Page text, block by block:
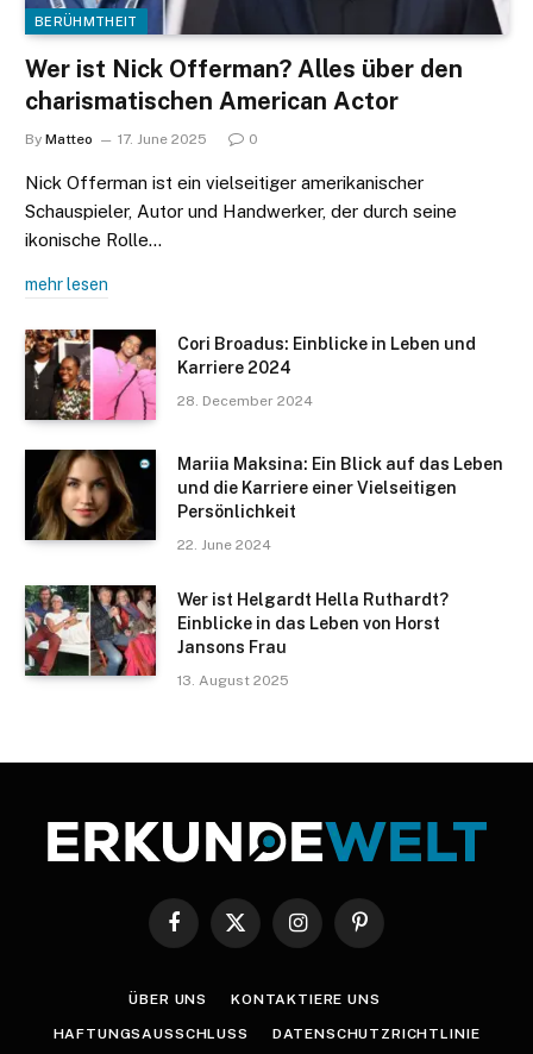
BERÜHMTHEIT
Wer ist Nick Offerman? Alles über den
charismatischen American Actor
By Matteo 17. June 2025 0
Nick Offerman ist ein vielseitiger amerikanischer
Schauspieler, Autor und Handwerker, der durch seine
ikonische Rolle…
mehr lesen
Cori Broadus: Einblicke in Leben und
Karriere 2024
28. December 2024
Mariia Maksina: Ein Blick auf das Leben
und die Karriere einer Vielseitigen
Persönlichkeit
22. June 2024
Wer ist Helgardt Hella Ruthardt?
Einblicke in das Leben von Horst
Jansons Frau
13. August 2025
Facebook
X
InstagramPinterest
ÜBER UNS KONTAKTIERE UNS
HAFTUNGSAUSSCHLUSS DATENSCHUTZRICHTLINIE